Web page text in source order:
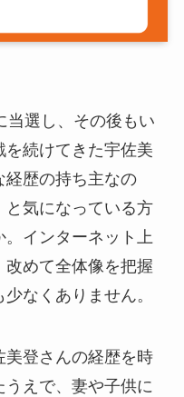
当選し、その後もい
続けてきた宇佐美
経歴の持ち主なの
と気になっている方
。インターネット上
めて全体像を把握
なくありません。
美登さんの経歴を時
えで、妻や子供に